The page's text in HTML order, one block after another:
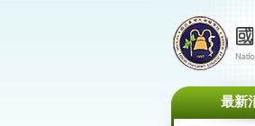
最新